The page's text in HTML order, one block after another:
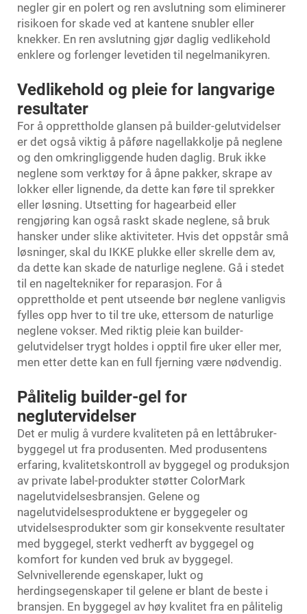
negler gir en polert og ren avslutning som eliminerer
risikoen for skade ved at kantene snubler eller
knekker. En ren avslutning gjør daglig vedlikehold
enklere og forlenger levetiden til negelmanikyren.
Vedlikehold og pleie for langvarige
resultater
For å opprettholde glansen på builder-gelutvidelser
er det også viktig å påføre nagellakkolje på neglene
og den omkringliggende huden daglig. Bruk ikke
neglene som verktøy for å åpne pakker, skrape av
lokker eller lignende, da dette kan føre til sprekker
eller løsning. Utsetting for hagearbeid eller
rengjøring kan også raskt skade neglene, så bruk
hansker under slike aktiviteter. Hvis det oppstår små
løsninger, skal du IKKE plukke eller skrelle dem av,
da dette kan skade de naturlige neglene. Gå i stedet
til en nageltekniker for reparasjon. For å
opprettholde et pent utseende bør neglene vanligvis
fylles opp hver to til tre uke, ettersom de naturlige
neglene vokser. Med riktig pleie kan builder-
gelutvidelser trygt holdes i opptil fire uker eller mer,
men etter dette kan en full fjerning være nødvendig.
Pålitelig builder-gel for
neglutervidelser
Det er mulig å vurdere kvaliteten på en lettåbruker-
byggegel ut fra produsenten. Med produsentens
erfaring, kvalitetskontroll av byggegel og produksjon
av private label-produkter støtter ColorMark
nagelutvidelsesbransjen. Gelene og
nagelutvidelsesproduktene er byggegeler og
utvidelsesprodukter som gir konsekvente resultater
med byggegel, sterkt vedherft av byggegel og
komfort for kunden ved bruk av byggegel.
Selvnivellerende egenskaper, lukt og
herdingsegenskaper til gelene er blant de beste i
bransjen. En byggegel av høy kvalitet fra en pålitelig